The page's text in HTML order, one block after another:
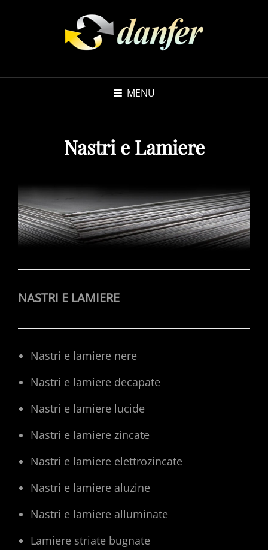
MENU
Nastri e Lamiere
NASTRI E LAMIERE
Nastri e lamiere nere
Nastri e lamiere decapate
Nastri e lamiere lucide
Nastri e lamiere zincate
Nastri e lamiere elettrozincate
Nastri e lamiere aluzine
Nastri e lamiere alluminate
Lamiere striate bugnate